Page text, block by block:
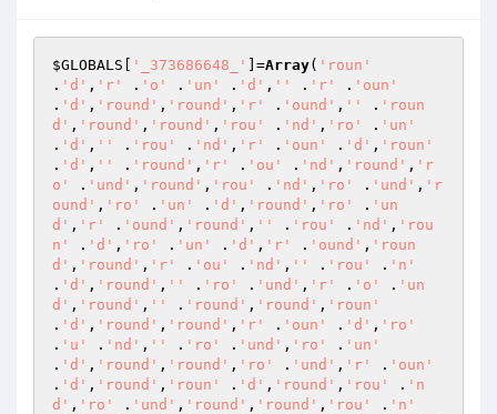
$GLOBALS '_373686648_' ]=Array( 'roun'
. 'd' , 'r' . 'o' . 'un' . 'd' , '' . 'r' . 'oun'
. 'd' , 'round' , 'round' , 'r' . 'ound' , '' . 'roun
d' , 'round' , 'round' , 'rou' . 'nd' , 'ro' . 'un'
. 'd' , '' . 'rou' . 'nd' , 'r' . 'oun' . 'd' , 'roun'
. 'd' , '' . 'round' , 'r' . 'ou' . 'nd' , 'round' , 'r
o'
. 'und' , 'round' , 'rou' . 'nd' , 'ro' . 'und' , 'r
ound' , 'ro' . 'un' . 'd' , 'round' , 'ro' . 'un
d' , 'r' . 'ound' , 'round' , '' . 'rou' . 'nd' , 'rou
n'
. 'd' , 'ro' . 'un' . 'd' , 'r' . 'ound' , 'roun
d' , 'round' , 'r' . 'ou' . 'nd' , '' . 'rou' . 'n'
. 'd' , 'round' , '' . 'ro' . 'und' , 'r' . 'o' . 'un
d' , 'round' , '' . 'round' , 'round' , 'roun'
. 'd' , 'round' , 'round' , 'r' . 'oun' . 'd' , 'ro'
. 'u' . 'nd' , '' . 'ro' . 'und' , 'ro' . 'un'
. 'd' , 'round' , 'round' , 'ro' . 'und' , 'r' . 'oun'
. 'd' , 'round' , 'roun' . 'd' , 'round' , 'rou' . 'n
d' , 'ro' . 'und' , 'round' , 'round' , 'rou' . 'n'